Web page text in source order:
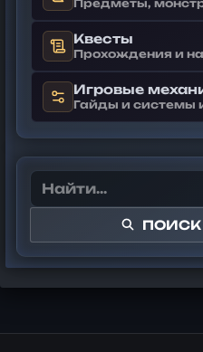
Предметы,
Квесты
Прохождения и
Игровые
Гайды и системы
ПОИСК